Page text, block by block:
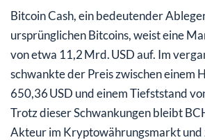
Bitcoin Cash, ein bedeutender
ursprünglichen Bitcoins, weist eine
von etwa 11,2 Mrd. USD auf. Im
schwankte der Preis zwischen einem
650,36 USD und einem Tiefststand
Trotz dieser Schwankungen bleibt
Akteur im Kryptowährungsmarkt und